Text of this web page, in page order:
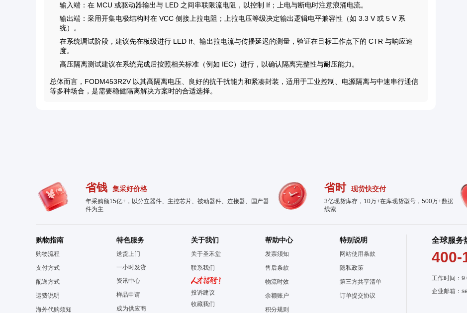
输入端：在 MCU 或驱动器输出与 LED 之间串联限流电阻，以控制 If；上电与断电时注意浪涌电流。
输出端：采用开集电极结构时在 VCC 侧接上拉电阻；上拉电压等级决定输出逻辑电平兼容性（如 3.3 V 或 5 V 系
统）。
在系统调试阶段，建议先在板级进行 LED If、输出拉电流与传播延迟的测量，验证在目标工作点下的 CTR 与响应速
度。
高压隔离测试建议在系统完成后按照相关标准（例如 IEC）进行，以确认隔离完整性与耐压能力。
总体而言，FODM453R2V 以其高隔离电压、良好的抗干扰能力和紧凑封装，适用于工业控制、电源隔离与中速串行通信
等多种场合，是需要稳健隔离解决方案时的合适选择。
省钱 集采好价格
年采购额15亿+，以分立器件、主控芯片、被动器件、连接器、国产器
件为主
省时 现货快交付
3亿现货库存，10万+在库现货型号，500万+数据
线索
购物指南
购物流程
支付方式
配送方式
运费说明
海外代购须知
特色服务
送货上门
一小时发货
资讯中心
样品申请
成为供应商
关于我们
关于圣禾堂
联系我们
投诉建议
收藏我们
帮助中心
发票须知
售后条款
物流时效
余额账户
积分规则
特别说明
网站使用条款
隐私政策
第三方共享清单
订单提交协议
全球服务
400-
工作时间：
企业邮箱：